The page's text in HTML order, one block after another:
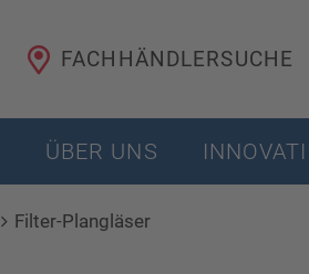
FACHHÄNDLERSUCHE
ÜBER UNS
Filter-Plangläser